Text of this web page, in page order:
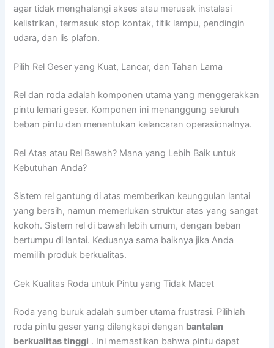
agar tidak menghalangi akses atau merusak instalasi
kelistrikan, termasuk stop kontak, titik lampu, pendingin
udara, dan lis plafon.
Pilih Rel Geser yang Kuat, Lancar, dan Tahan Lama
Rel dan roda adalah komponen utama yang menggerakkan
pintu lemari geser. Komponen ini menanggung seluruh
beban pintu dan menentukan kelancaran operasionalnya.
Rel Atas atau Rel Bawah? Mana yang Lebih Baik untuk
Kebutuhan Anda?
Sistem rel gantung di atas memberikan keunggulan lantai
yang bersih, namun memerlukan struktur atas yang sangat
kokoh. Sistem rel di bawah lebih umum, dengan beban
bertumpu di lantai. Keduanya sama baiknya jika Anda
memilih produk berkualitas.
Cek Kualitas Roda untuk Pintu yang Tidak Macet
Roda yang buruk adalah sumber utama frustrasi. Pilihlah
roda pintu geser yang dilengkapi dengan bantalan
berkualitas tinggi . Ini memastikan bahwa pintu dapat